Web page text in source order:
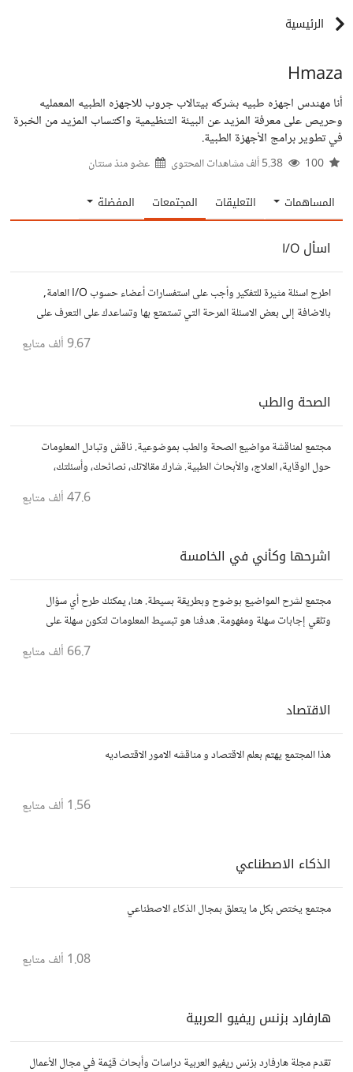
الرئيسية
Hmaza
أنا مهندس اجهزه طبيه بشركه بيتالاب جروب للاجهزه الطبيه المعمليه
وحريص على معرفة المزيد عن البيئة التنظيمية واكتساب المزيد من الخبرة
في تطوير برامج الأجهزة الطبية.
عضو منذسنتان
المساهمات التعليقات المجتمعات المفضلة
اسأل I/O
اطرح اسئلة مثيرة للتفكير وأجب على استفسارات أعضاء حسوب I/O العامة,
بالاضافة إلى بعض الاسئلة المرحة التي تستمتع بها وتساعدك على التعرف على
9.67 ألف متابع
الصحة والطب
مجتمع لمناقشة مواضيع الصحة والطب بموضوعية. ناقش وتبادل المعلومات
حول الوقاية، العلاج، والأبحاث الطبية. شارك مقالاتك، نصائحك، وأسئلتك،
47.6 ألف متابع
اشرحها وكأني في الخامسة
مجتمع لشرح المواضيع بوضوح وبطريقة بسيطة. هنا، يمكنك طرح أي سؤال
وتلقي إجابات سهلة ومفهومة. هدفنا هو تبسيط المعلومات لتكون سهلة على
66.7 ألف متابع
الاقتصاد
هذا المجتمع يهتم بعلم الاقتصاد و مناقشه الامور الاقتصاديه
1.56 ألف متابع
الذكاء الاصطناعي
مجتمع يختص بكل ما يتعلق بمجال الذكاء الاصطناعي
1.08 ألف متابع
هارفارد بزنس ريفيو العربية
تقدم مجلة هارفارد بزنس ريفيو العربية دراسات وأبحاث قيّمة في مجال الأعمال